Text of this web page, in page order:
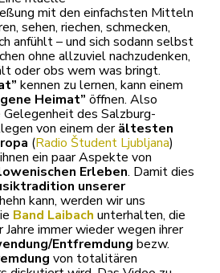
mit den einfachsten Mitteln
sehen, riechen, schmecken,
anfühlt – und sich sodann selbst
ohne allzuviel nachzudenken,
oder obs wem was bringt.
kennen zu lernen, kann einem
Heimat” öffnen. Also
des Salzburg-
von einem derältesten
(Radio Študent Ljubljana)
ein paar Aspekte von
Erleben. Damit dies
unserer
kann, werden wir uns
Band Laibach unterhalten, die
immer wieder wegen ihrer
Entfremdung bezw.
von totalitären